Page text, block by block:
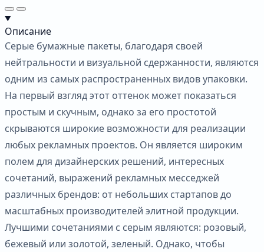
Описание
Серые бумажные пакеты, благодаря своей
нейтральности и визуальной сдержанности, являются
одним из самых распространенных видов упаковки.
На первый взгляд этот оттенок может показаться
простым и скучным, однако за его простотой
скрываются широкие возможности для реализации
любых рекламных проектов. Он является широким
полем для дизайнерских решений, интересных
сочетаний, выражений рекламных месседжей
различных брендов: от небольших стартапов до
масштабных производителей элитной продукции.
Лучшими сочетаниями с серым являются: розовый,
бежевый или золотой, зеленый. Однако, чтобы